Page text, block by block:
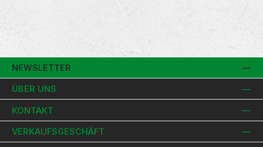
NEWSLETTER
ÜBER UNS
KONTAKT
VERKAUFSGESCHÄFT